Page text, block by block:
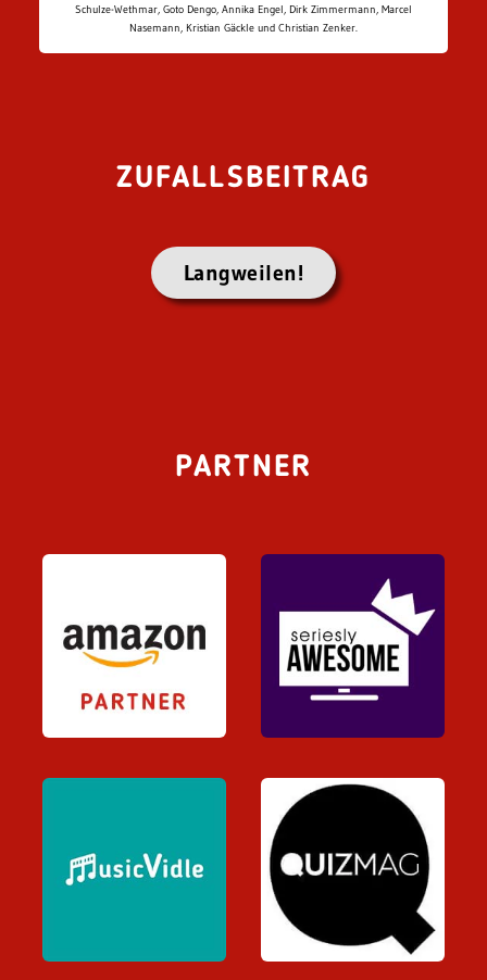
Schulze-Wethmar, Goto Dengo, Annika Engel, Dirk Zimmermann, Marcel
Nasemann, Kristian Gäckle und Christian Zenker.
ZUFALLSBEITRAG
Langweilen!
PARTNER